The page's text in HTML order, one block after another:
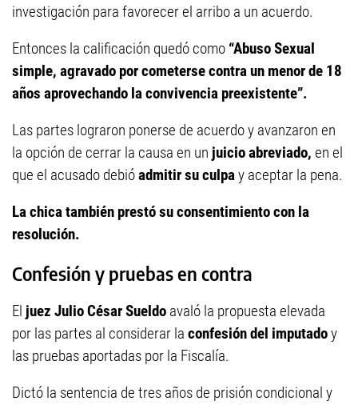
investigación para favorecer el arribo a un acuerdo.
Entonces la calificación quedó como “Abuso Sexual
simple, agravado por cometerse contra un menor de 18
años aprovechando la convivencia preexistente”.
Las partes lograron ponerse de acuerdo y avanzaron en
la opción de cerrar la causa en un juicio abreviado, en el
que el acusado debióadmitir su culpay aceptar la pena.
La chica también prestó su consentimiento con la
resolución.
Confesión y pruebas en contra
El juez Julio César Sueldo avaló la propuesta elevada
por las partes al considerar la confesión del imputadoy
las pruebas aportadas por la Fiscalía.
Dictó la sentencia de tres años de prisión condicional y